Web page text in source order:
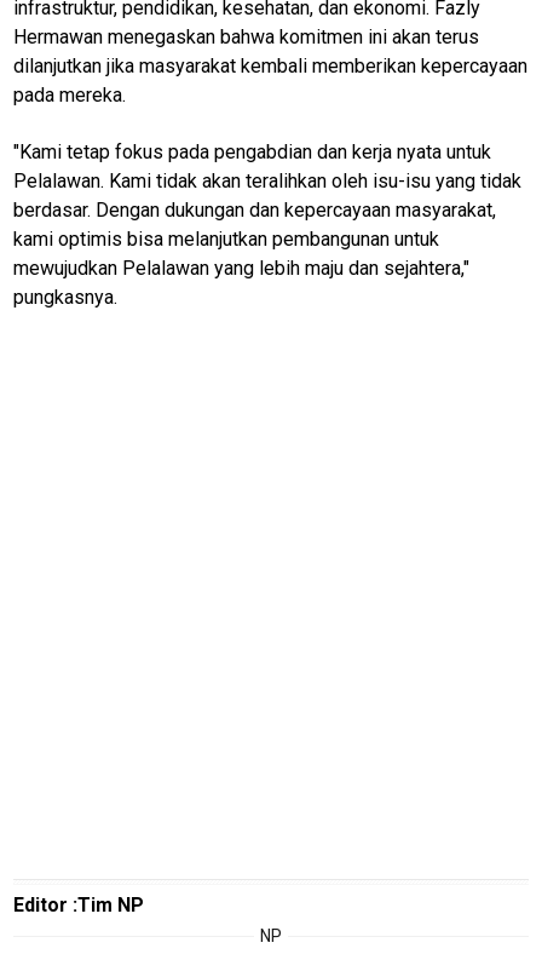
infrastruktur, pendidikan, kesehatan, dan ekonomi. Fazly
Hermawan menegaskan bahwa komitmen ini akan terus
dilanjutkan jika masyarakat kembali memberikan kepercayaan
pada mereka.
"Kami tetap fokus pada pengabdian dan kerja nyata untuk
Pelalawan. Kami tidak akan teralihkan oleh isu-isu yang tidak
berdasar. Dengan dukungan dan kepercayaan masyarakat,
kami optimis bisa melanjutkan pembangunan untuk
mewujudkan Pelalawan yang lebih maju dan sejahtera,"
pungkasnya.
Editor :Tim NP
NP
SourceCode
Otomotif
infotorial
Tutor
Theme
Sains
Finance